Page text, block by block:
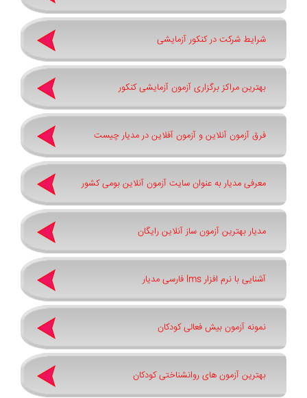
شرایط شرکت در کنکور آزمایشی
بهترین مراکز برگزاری آزمون آزمایشی کنکور
فرق آزمون آنلاین و آزمون آفلاین در مدیار چیست
معرفی مدیار به عنوان سایت آزمون آنلاین بومی کشور
مدیار بهترین آزمون ساز آنلاین رایگان
آشنایی با نرم افزار lms فارسی مدیار
نمونه آزمون بیش فعالی کودکان
بهترین آزمون های روانشناختی کودکان